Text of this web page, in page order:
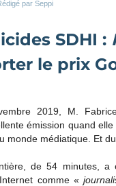
par Seppi
SDHI :
le prix
2019, M.
émission quand
monde médiatique. Et
de 54 minutes,
comme «